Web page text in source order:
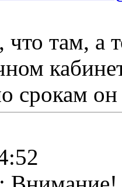
там, а
срокам